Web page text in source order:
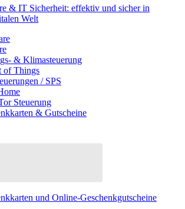
& IT Sicherheit: effektiv und sicher in
Welt
& Klimasteuerung
of Things
/ SPS
Steuerung
& Gutscheine
und Online-Geschenkgutscheine